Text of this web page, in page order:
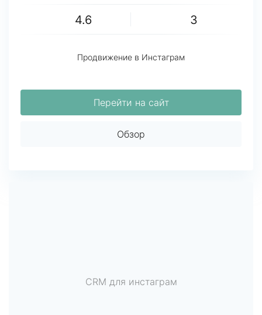
4.6 3
Продвижение в Инстаграм
Перейти на сайт
Обзор
CRM для инстаграм